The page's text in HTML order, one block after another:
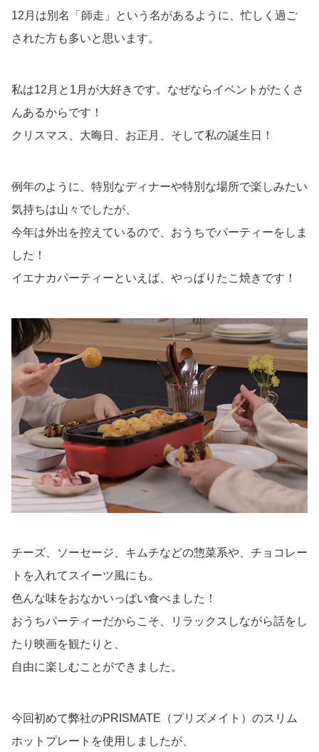
12月は別名「師走」という名があるように、忙しく過ご
された方も多いと思います。
私は12月と1月が大好きです。なぜならイベントがたくさ
んあるからです！
クリスマス、大晦日、お正月、そして私の誕生日！
例年のように、特別なディナーや特別な場所で楽しみたい
気持ちは山々でしたが、
今年は外出を控えているので、おうちでパーティーをしま
した！
イエナカパーティーといえば、やっぱりたこ焼きです！
チーズ、ソーセージ、キムチなどの惣菜系や、チョコレー
トを入れてスイーツ風にも。
色んな味をおなかいっぱい食べました！
おうちパーティーだからこそ、リラックスしながら話をし
たり映画を観たりと、
自由に楽しむことができました。
今回初めて弊社のPRISMATE（プリズメイト）のスリム
ホットプレートを使用しましたが、